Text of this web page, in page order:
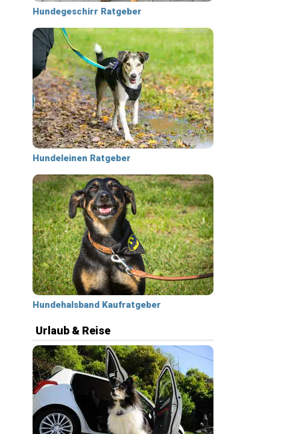
Hundegeschirr Ratgeber
Hundeleinen Ratgeber
Hundehalsband Kaufratgeber
Urlaub & Reise